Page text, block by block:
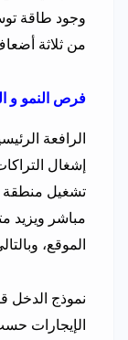
وجود طاقة
من ثلاثة
فرص النمو و
الرافعة
إشغال
تشغيل منطقة
مباشر ويزيد
الموقع،
نموذج الدخل
الإيجارات